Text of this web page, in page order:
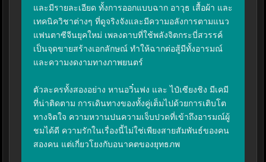
และมีรายละเอียด ทั้งการออกแบบฉาก อาวุธ เสื้อผ้า และ
เทคนิควิชาต่างๆ ที่ดูจริงจังและมีความอลังการตามแนว
แฟนตาซีจีนยุคใหม่ เพลงดาบที่ใช้พลังจิตกระบี่สวรรค์
เป็นจุดขายสร้างเอกลักษณ์ ทำให้ฉากต่อสู้มีทั้งอารมณ์
และความงดงามทางภาพยนตร์
ตัวละครทั้งสองอย่าง หานอวิ๋นฟง และ ไป๋เซียงชิง มีเคมี
ที่น่าติดตาม การเดินทางของทั้งคู่เต็มไปด้วยการเติบโต
ทางจิตใจ ความหวานปนความเจ็บปวดที่เข้าถึงอารมณ์ผู้
ชมได้ดี ความรักในเรื่องนี้ไม่ใช่เพียงสายสัมพันธ์ของคน
สองคน แต่เกี่ยวโยงกับอนาคตของยุทธภพ